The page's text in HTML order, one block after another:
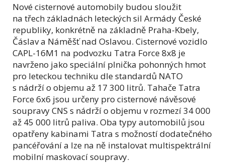
Nové cisternové automobily budou sloužit
na třech základnách leteckých sil Armády České
republiky, konkrétně na základně Praha-Kbely,
Čáslav a Náměšť nad Oslavou. Cisternové vozidlo
CAPL-16M1 na podvozku Tatra Force 8x8 je
navrženo jako speciální plnička pohonných hmot
pro leteckou techniku dle standardů NATO
s nádrží o objemu až 17 300 litrů. Tahače Tatra
Force 6x6 jsou určeny pro cisternové návěsové
soupravy CNS s nádrží o objemu v rozmezí 34 000
až 45 000 litrů paliva. Oba typy automobilů jsou
opatřeny kabinami Tatra s možností dodatečného
pancéřování a lze na ně instalovat multispektrální
mobilní maskovací soupravy.